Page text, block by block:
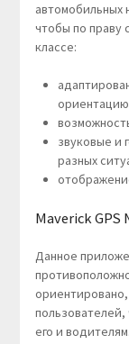
автомобильных
чтобы по праву
классе:
звуковые и
разных
Maverick GPS
Данное
пользователей,
его и